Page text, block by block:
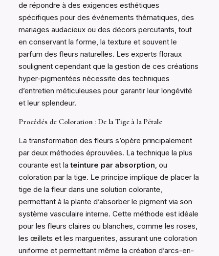
de répondre à des exigences esthétiques
spécifiques pour des événements thématiques, des
mariages audacieux ou des décors percutants, tout
en conservant la forme, la texture et souvent le
parfum des fleurs naturelles. Les experts floraux
soulignent cependant que la gestion de ces créations
hyper-pigmentées nécessite des techniques
d’entretien méticuleuses pour garantir leur longévité
et leur splendeur.
Procédés de Coloration : De la Tige à la Pétale
La transformation des fleurs s’opère principalement
par deux méthodes éprouvées. La technique la plus
courante est lateinture par absorption, ou
coloration par la tige. Le principe implique de placer la
tige de la fleur dans une solution colorante,
permettant à la plante d’absorber le pigment via son
système vasculaire interne. Cette méthode est idéale
pour les fleurs claires ou blanches, comme les roses,
les œillets et les marguerites, assurant une coloration
uniforme et permettant même la création d’arcs-en-